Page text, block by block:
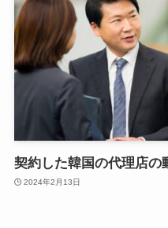
契約した韓国の代理店の
2024年2月13日